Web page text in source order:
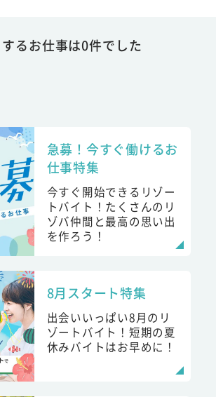
るお仕事は0件でした
急募！今すぐ働けるお
仕事特集
今すぐ開始できるリゾー
トバイト！たくさんのリ
ゾバ仲間と最高の思い出
を作ろう！
8月スタート特集
出会いいっぱい8月のリ
ゾートバイト！短期の夏
休みバイトはお早めに！